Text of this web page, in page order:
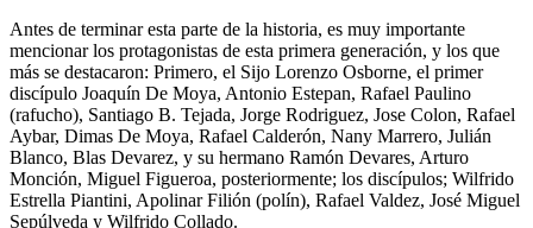
Antes de terminar esta parte de la historia, es muy importante
mencionar los protagonistas de esta primera generación, y los que
más se destacaron: Primero, el Sijo Lorenzo Osborne, el primer
discípulo Joaquín De Moya, Antonio Estepan, Rafael Paulino
(rafucho), Santiago B. Tejada, Jorge Rodriguez, Jose Colon, Rafael
Aybar, Dimas De Moya, Rafael Calderón, Nany Marrero, Julián
Blanco, Blas Devarez, y su hermano Ramón Devares, Arturo
Monción, Miguel Figueroa, posteriormente; los discípulos; Wilfrido
Estrella Piantini, Apolinar Filión (polín), Rafael Valdez, José Miguel
Sepúlveda y Wilfrido Collado.